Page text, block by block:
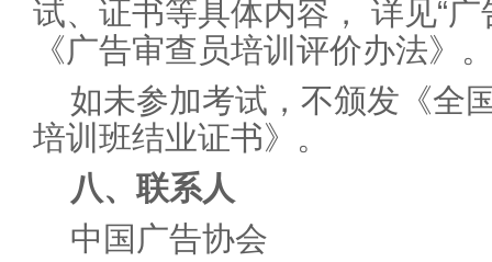
试、证书等具体内容， 详见“
《广告审查员培训评价办法》
如未参加考试，不颁发《全
培训班结业证书》。
八、联系人
中国广告协会